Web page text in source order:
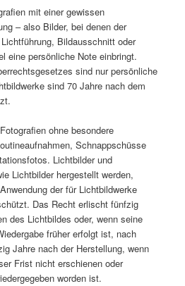
mit einer gewissen
– also Bilder, bei denen der
Bildausschnitt oder
eine persönliche Note einbringt.
sind nur persönliche
sind 70 Jahre nach dem
ohne besondere
Schnappschüsse
Lichtbilder und
Lichtbilder hergestellt werden,
der für Lichtbildwerke
Das Recht erlischt fünfzig
des Lichtbildes oder, wenn seine
früher erfolgt ist, nach
Jahre nach der Herstellung, wenn
Frist nicht erschienen oder
worden ist.